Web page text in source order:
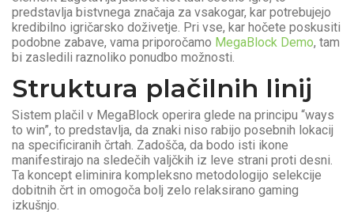
predstavlja bistvnega značaja za vsakogar, kar potrebujejo
kredibilno igričarsko doživetje. Pri vse, kar hočete poskusiti
podobne zabave, vama priporočamo MegaBlock Demo, tam
bi zasledili raznoliko ponudbo možnosti.
Struktura plačilnih linij
Sistem plačil v MegaBlock operira glede na principu “ways
to win”, to predstavlja, da znaki niso rabijo posebnih lokacij
na specificiranih črtah. Zadošča, da bodo isti ikone
manifestirajo na sledečih valjčkih iz leve strani proti desni.
Ta koncept eliminira kompleksno metodologijo selekcije
dobitnih črt in omogoča bolj zelo relaksirano gaming
izkušnjo.